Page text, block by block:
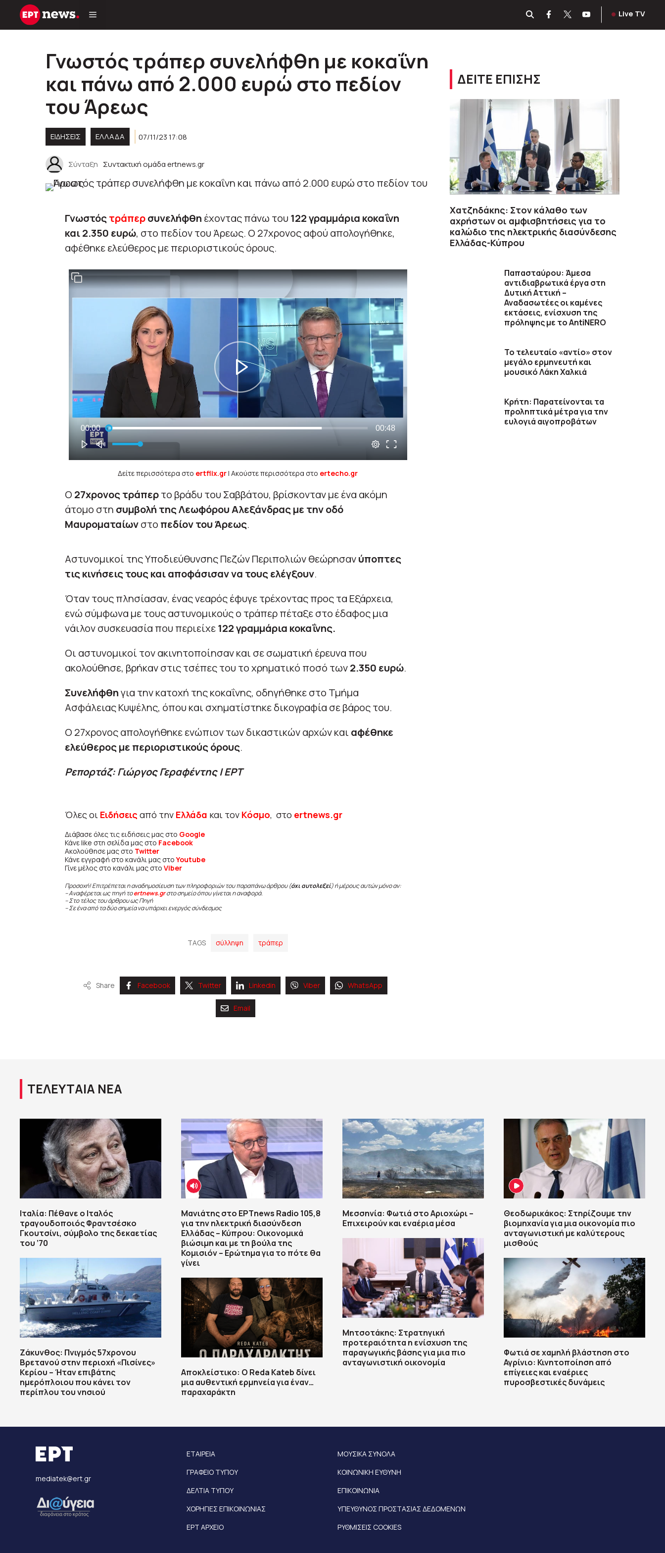
Μετάβαση
Live TV
Γνωστός τράπερ συνελήφθη με κοκαΐνη
και πάνω από 2.000 ευρώ στο πεδίον
του Άρεως
ΕΙΔΗΣΕΙΣ ΕΛΛΑΔΑ 07/11/23 17:08
Σύνταξη Συντακτική ομάδα ertnews.gr
Γνωστόςτράπερσυνελήφθη έχοντας πάνω του 122 γραμμάρια κοκαΐνη
και 2.350 ευρώ, στο πεδίον του Άρεως. Ο 27χρονος αφού απολογήθηκε,
αφέθηκε ελεύθερος με περιοριστικούς όρους.
Δείτε περισσότερα στο ertflix.gr| Ακούστε περισσότερα στο ertecho.gr
O 27χρονος τράπερτο βράδυ του Σαββάτου, βρίσκονταν με ένα ακόμη
άτομο στη συμβολή της Λεωφόρου Αλεξάνδρας με την οδό
Μαυροματαίωνστο πεδίον του Άρεως.
Αστυνομικοί της Υποδιεύθυνσης Πεζών Περιπολιών θεώρησανύποπτες
τις κινήσεις τους και αποφάσισαν να τους ελέγξουν.
Όταν τους πλησίασαν, ένας νεαρός έφυγε τρέχοντας προς τα Εξάρχεια,
ενώ σύμφωνα με τους αστυνομικούς ο τράπερ πέταξε στο έδαφος μια
νάιλον συσκευασία που περιείχε122 γραμμάρια κοκαΐνης.
Οι αστυνομικοί τον ακινητοποίησαν και σε σωματική έρευνα που
ακολούθησε, βρήκαν στις τσέπες του το χρηματικό ποσό των2.350 ευρώ.
Συνελήφθηγια την κατοχή της κοκαΐνης, οδηγήθηκε στο Τμήμα
Ασφάλειας Κυψέλης, όπου και σχηματίστηκε δικογραφία σε βάρος του.
Ο 27χρονος απολογήθηκε ενώπιον των δικαστικών αρχών και αφέθηκε
ελεύθερος με περιοριστικούς όρους.
Ρεπορτάζ: Γιώργος Γεραφέντης | ΕΡΤ
Όλες οι Ειδήσεις από την Ελλάδα και τον Κόσμο, στο ertnews.gr
Διάβασε όλες τις ειδήσεις μας στο Google
Κάνε like στη σελίδα μας στο Facebook
Ακολούθησε μας στο Twitter
Κάνε εγγραφή στο κανάλι μας στοYoutube
Γίνε μέλος στο κανάλι μας στο Viber
Προσοχή! Επιτρέπεται η αναδημοσίευση των πληροφοριών του παραπάνω άρθρου (όχι αυτολεξεί) ή μέρους αυτών μόνο αν:
– Αναφέρεται ως πηγή τοertnews.gr στο σημείο όπου γίνεται η αναφορά.
– Στο τέλος του άρθρου ως Πηγή
– Σε ένα από τα δύο σημεία να υπάρχει ενεργός σύνδεσμος
TAGS σύλληψη τράπερ
Share Facebook Twitter Linkedin Viber WhatsApp
Email
ΔΕΙΤΕ ΕΠΙΣΗΣ
Χατζηδάκης: Στον κάλαθο των
αχρήστων οι αμφισβητήσεις για το
καλώδιο της ηλεκτρικής διασύνδεσης
Ελλάδας-Κύπρου
Παπασταύρου: Άμεσα
αντιδιαβρωτικά έργα στη
Δυτική Αττική –
Αναδασωτέες οι καμένες
εκτάσεις, ενίσχυση της
πρόληψης με το AntiNERO
Το τελευταίο «αντίο» στον
μεγάλο ερμηνευτή και
μουσικό Λάκη Χαλκιά
Κρήτη: Παρατείνονται τα
προληπτικά μέτρα για την
ευλογιά αιγοπροβάτων
ΤΕΛΕΥΤΑΙΑ ΝΕΑ
Ιταλία: Πέθανε ο Ιταλός
τραγουδοποιός Φραντσέσκο
Γκουτσίνι, σύμβολο της δεκαετίας
του ’70
Ζάκυνθος: Πνιγμός 57χρονου
Βρετανού στην περιοχή «Πισίνες»
Κερίου – Ήταν επιβάτης
ημερόπλοιου που κάνει τον
περίπλου του νησιού
Μανιάτης στο ΕΡΤnews Radio 105,8
για την ηλεκτρική διασύνδεση
Ελλάδας – Κύπρου: Οικονομικά
βιώσιμη και με τη βούλα της
Κομισιόν – Ερώτημα για το πότε θα
γίνει
Αποκλείστικο: Ο Reda Kateb δίνει
μια αυθεντική ερμηνεία για έναν…
παραχαράκτη
Μεσσηνία: Φωτιά στο Αριοχώρι –
Επιχειρούν και εναέρια μέσα
Μητσοτάκης: Στρατηγική
προτεραιότητα η ενίσχυση της
παραγωγικής βάσης για μια πιο
ανταγωνιστική οικονομία
Θεοδωρικάκος: Στηρίζουμε την
βιομηχανία για μια οικονομία πιο
ανταγωνιστική με καλύτερους
μισθούς
Φωτιά σε χαμηλή βλάστηση στο
Αγρίνιο: Κινητοποίηση από
επίγειες και εναέριες
πυροσβεστικές δυνάμεις
mediatek@ert.gr
ΕΤΑΙΡΕΙΑ
ΓΡΑΦΕΙΟ ΤΥΠΟΥ
ΔΕΛΤΙΑ ΤΥΠΟΥ
ΧΟΡΗΓΙΕΣ ΕΠΙΚΟΙΝΩΝΙΑΣ
ΕΡΤ ΑΡΧΕΙΟ
ΜΟΥΣΙΚΑ ΣΥΝΟΛΑ
ΚΟΙΝΩΝΙΚΗ ΕΥΘΥΝΗ
ΕΠΙΚΟΙΝΩΝΙΑ
ΥΠΕΥΘΥΝΟΣ ΠΡΟΣΤΑΣΙΑΣ ΔΕΔΟΜΕΝΩΝ
ΡΥΘΜΙΣΕΙΣ COOKIES